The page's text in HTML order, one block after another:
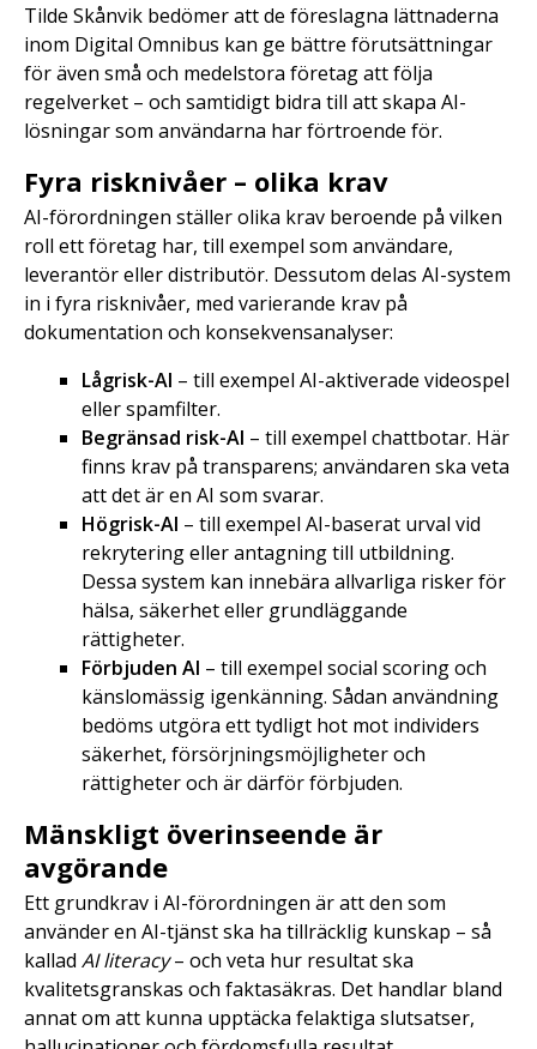
Tilde Skånvik bedömer att de föreslagna lättnaderna
inom Digital Omnibus kan ge bättre förutsättningar
för även små och medelstora företag att följa
regelverket – och samtidigt bidra till att skapa AI-
lösningar som användarna har förtroende för.
Fyra risknivåer – olika krav
AI-förordningen ställer olika krav beroende på vilken
roll ett företag har, till exempel som användare,
leverantör eller distributör. Dessutom delas AI-system
in i fyra risknivåer, med varierande krav på
dokumentation och konsekvensanalyser:
Lågrisk-AI – till exempel AI-aktiverade videospel
eller spamfilter.
Begränsad risk-AI – till exempel chattbotar. Här
finns krav på transparens; användaren ska veta
att det är en AI som svarar.
Högrisk-AI – till exempel AI-baserat urval vid
rekrytering eller antagning till utbildning.
Dessa system kan innebära allvarliga risker för
hälsa, säkerhet eller grundläggande
rättigheter.
Förbjuden AI – till exempel social scoring och
känslomässig igenkänning. Sådan användning
bedöms utgöra ett tydligt hot mot individers
säkerhet, försörjningsmöjligheter och
rättigheter och är därför förbjuden.
Mänskligt överinseende är
avgörande
Ett grundkrav i AI-förordningen är att den som
använder en AI-tjänst ska ha tillräcklig kunskap – så
kallad AI literacy– och veta hur resultat ska
kvalitetsgranskas och faktasäkras. Det handlar bland
annat om att kunna upptäcka felaktiga slutsatser,